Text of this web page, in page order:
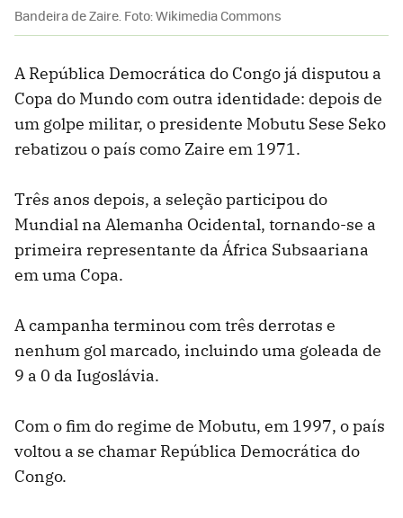
Bandeira de Zaire. Foto: Wikimedia Commons
A República Democrática do Congo já disputou a
Copa do Mundo com outra identidade: depois de
um golpe militar, o presidente Mobutu Sese Seko
rebatizou o país como Zaire em 1971.
Três anos depois, a seleção participou do
Mundial na Alemanha Ocidental, tornando-se a
primeira representante da África Subsaariana
em uma Copa.
A campanha terminou com três derrotas e
nenhum gol marcado, incluindo uma goleada de
9 a 0 da Iugoslávia.
Com o fim do regime de Mobutu, em 1997, o país
voltou a se chamar República Democrática do
Congo.